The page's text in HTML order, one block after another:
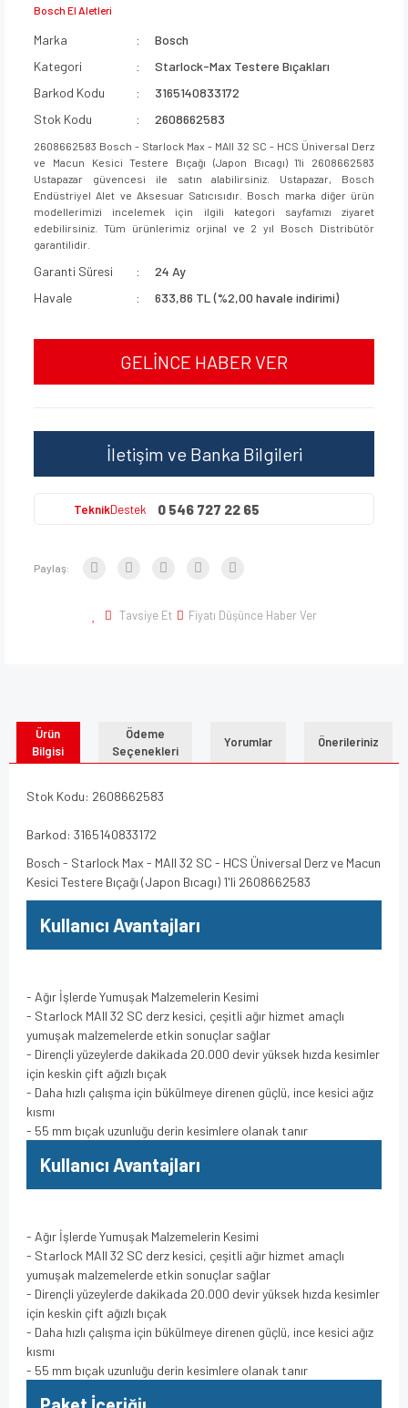
Bosch El Aletleri
Marka
Bosch
Kategori
Starlock-Max Testere Bıçakları
Barkod Kodu
3165140833172
Stok Kodu
2608662583
2608662583 Bosch - Starlock Max - MAII 32 SC - HCS Üniversal Derz
ve Macun Kesici Testere Bıçağı (Japon Bıcagı) 1'li 2608662583
Ustapazar güvencesi ile satın alabilirsiniz. Ustapazar, Bosch
Endüstriyel Alet ve Aksesuar Satıcısıdır. Bosch marka diğer ürün
modellerimizi incelemek için ilgili kategori sayfamızı ziyaret
edebilirsiniz. Tüm ürünlerimiz orjinal ve 2 yıl Bosch Distribütör
garantilidir.
Garanti Süresi
24 Ay
Havale
633,86 TL (%2,00 havale indirimi)
GELİNCE HABER VER
İletişim ve Banka Bilgileri
TeknikDestek 0 546 727 22 65
Paylaş:
Tavsiye Et Fiyatı Düşünce Haber Ver
Ürün
Bilgisi
Ödeme
Seçenekleri
Yorumlar Önerileriniz
Stok Kodu: 2608662583
Barkod: 3165140833172
Bosch - Starlock Max - MAII 32 SC - HCS Üniversal Derz ve Macun
Kesici Testere Bıçağı (Japon Bıcagı) 1'li 2608662583
Kullanıcı Avantajları
- Ağır İşlerde Yumuşak Malzemelerin Kesimi
- Starlock MAII 32 SC derz kesici, çeşitli ağır hizmet amaçlı
yumuşak malzemelerde etkin sonuçlar sağlar
- Dirençli yüzeylerde dakikada 20.000 devir yüksek hızda kesimler
için keskin çift ağızlı bıçak
- Daha hızlı çalışma için bükülmeye direnen güçlü, ince kesici ağız
kısmı
- 55 mm bıçak uzunluğu derin kesimlere olanak tanır
Kullanıcı Avantajları
- Ağır İşlerde Yumuşak Malzemelerin Kesimi
- Starlock MAII 32 SC derz kesici, çeşitli ağır hizmet amaçlı
yumuşak malzemelerde etkin sonuçlar sağlar
- Dirençli yüzeylerde dakikada 20.000 devir yüksek hızda kesimler
için keskin çift ağızlı bıçak
- Daha hızlı çalışma için bükülmeye direnen güçlü, ince kesici ağız
kısmı
- 55 mm bıçak uzunluğu derin kesimlere olanak tanır